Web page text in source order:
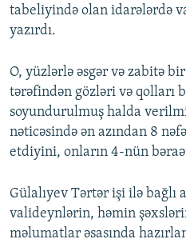
tabeliyində olan idarələrdə
yazırdı.
O, yüzlərlə əsgər və zabitə
tərəfindən gözləri və qolları
soyundurulmuş halda
nəticəsində ən azından 8
etdiyini, onların 4-nün bəraət
Gülalıyev Tərtər işi ilə bağlı
valideynlərin, həmin
məlumatlar əsasında